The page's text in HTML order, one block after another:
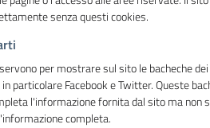
-Assemblea Unioncamere,
-
-Imprese a due velocità sul
senza questi cookies.
per mostrare sul sito le bacheche
particolare Facebook e Twitter. Queste
l'informazione fornita dal sito ma non
completa.